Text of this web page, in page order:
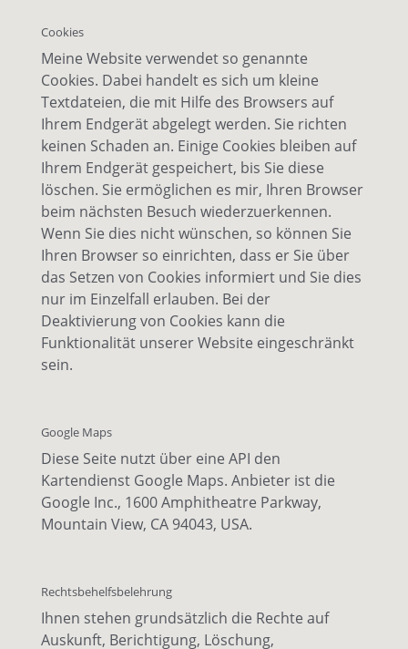
Cookies
Meine Website verwendet so genannte
Cookies. Dabei handelt es sich um kleine
Textdateien, die mit Hilfe des Browsers auf
Ihrem Endgerät abgelegt werden. Sie richten
keinen Schaden an. Einige Cookies bleiben auf
Ihrem Endgerät gespeichert, bis Sie diese
löschen. Sie ermöglichen es mir, Ihren Browser
beim nächsten Besuch wiederzuerkennen.
Wenn Sie dies nicht wünschen, so können Sie
Ihren Browser so einrichten, dass er Sie über
das Setzen von Cookies informiert und Sie dies
nur im Einzelfall erlauben. Bei der
Deaktivierung von Cookies kann die
Funktionalität unserer Website eingeschränkt
sein.
Google Maps
Diese Seite nutzt über eine API den
Kartendienst Google Maps. Anbieter ist die
Google Inc., 1600 Amphitheatre Parkway,
Mountain View, CA 94043, USA.
Rechtsbehelfsbelehrung
Ihnen stehen grundsätzlich die Rechte auf
Auskunft, Berichtigung, Löschung,